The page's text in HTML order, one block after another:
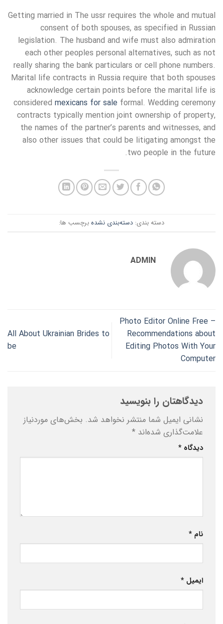
Getting married in The ussr requires the whole and mutual
consent of both spouses, as specified in Russian
legislation. The husband and wife must also admiration
each other peoples personal alternatives, such as not
really sharing the bank particulars or cell phone numbers.
Marital life contracts in Russia require that both spouses
acknowledge certain points before the marital life is
considered mexicans for sale formal. Wedding ceremony
contracts typically mention joint ownership of property,
the names of the partner’s parents and witnesses, and
also other issues that could be litigating amongst the
two people in the future.
دسته بندی: دسته‌بندی نشده برچسب ها:
ADMIN
Photo Editor Online Free –
Recommendations about
Editing Photos With Your
Computer
All About Ukrainian Brides to
be
دیدگاهتان را بنویسید
نشانی ایمیل شما منتشر نخواهد شد. بخش‌های موردنیاز
علامت‌گذاری شده‌اند *
دیدگاه *
نام *
ایمیل *